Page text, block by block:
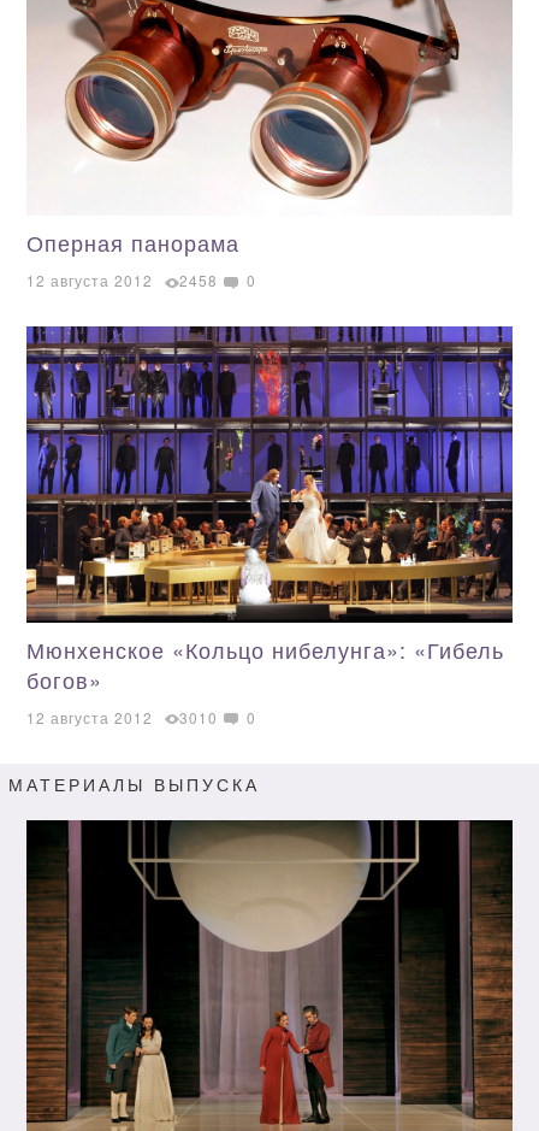
Оперная панорама
12 августа 2012 2458 0
Мюнхенское «Кольцо нибелунга»: «Гибель
богов»
12 августа 2012 3010 0
МАТЕРИАЛЫ ВЫПУСКА